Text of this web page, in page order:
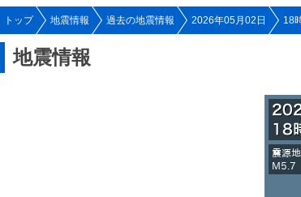
トップ 地震情報 過去の地震情報 2026年05月02日 18
地震情報